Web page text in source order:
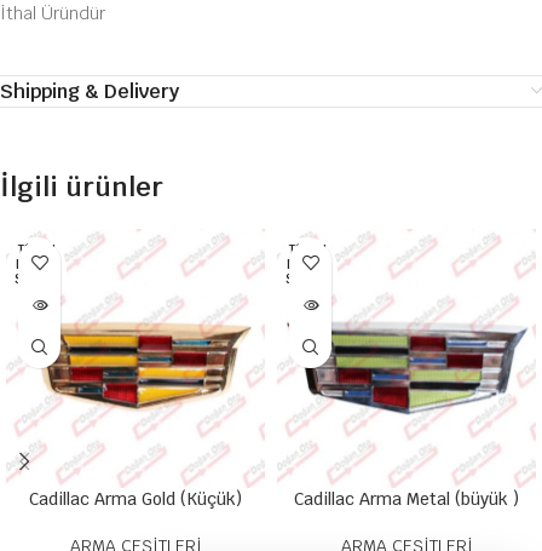
İthal Üründür
Shipping & Delivery
İlgili ürünler
TÜKEN
DI HEP
SI SATI
Cadillac Arma Gold (Küçük)
ARMA ÇEŞİTLERİ
TÜKEN
DI HEP
SI SATI
Cadillac Arma Metal (büyük )
ARMA ÇEŞİTLERİ